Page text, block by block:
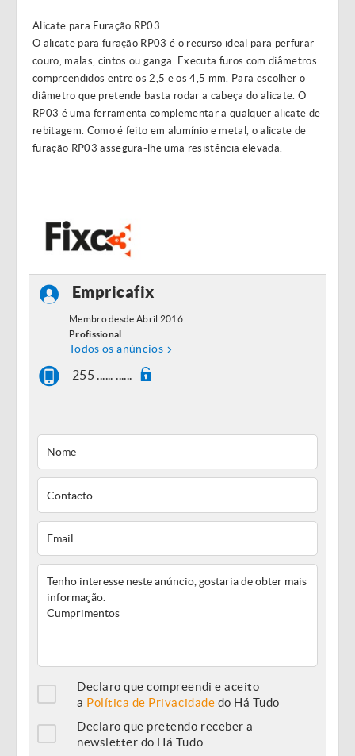
Alicate para Furação RP03
O alicate para furação RP03 é o recurso ideal para perfurar
couro, malas, cintos ou ganga. Executa furos com diâmetros
compreendidos entre os 2,5 e os 4,5 mm. Para escolher o
diâmetro que pretende basta rodar a cabeça do alicate. O
RP03 é uma ferramenta complementar a qualquer alicate de
rebitagem. Como é feito em alumínio e metal, o alicate de
furação RP03 assegura-lhe uma resistência elevada.
Empricafix
Membro desde Abril 2016
Profissional
Todos os anúncios
255 ...... ......
Declaro que compreendi e aceito
a Política de Privacidade do Há Tudo
Declaro que pretendo receber a
newsletter do Há Tudo